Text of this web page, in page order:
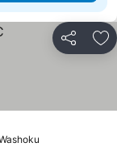
Delen